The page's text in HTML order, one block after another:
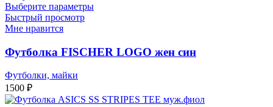
Выберите параметры
Быстрый просмотр
Мне нравится
Футболка FISCHER LOGO жен син
Футболки, майки
1500 ₽